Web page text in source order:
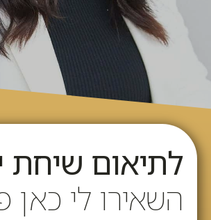
לתיאום שיחת
השאירו לי כאן